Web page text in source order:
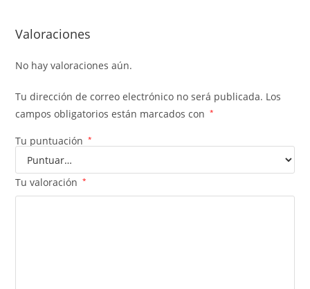
Valoraciones
No hay valoraciones aún.
Tu dirección de correo electrónico no será publicada. Los
campos obligatorios están marcados con
*
Tu puntuación *
Tu valoración *